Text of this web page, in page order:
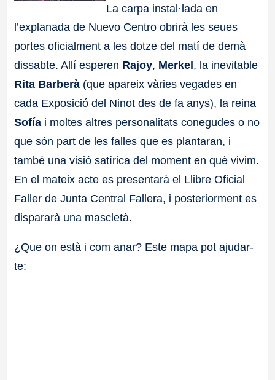
La carpa instal·lada en
l’explanada de Nuevo Centro obrirà les seues
portes oficialment a les dotze del matí de demà
dissabte. Allí esperen Rajoy, Merkel , la inevitable
Rita Barberà (que apareix vàries vegades en
cada Exposició del Ninot des de fa anys), la reina
Sofía i moltes altres personalitats conegudes o no
que són part de les falles que es plantaran, i
també una visió satírica del moment en què vivim.
En el mateix acte es presentarà el Llibre Oficial
Faller de Junta Central Fallera, i posteriorment es
dispararà una mascletà.
¿Que on està i com anar? Este mapa pot ajudar-
te: